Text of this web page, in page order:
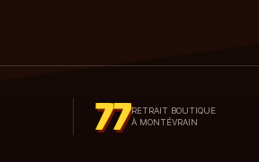
77RETRAIT BOUTIQUE
À MONTÉVRAIN